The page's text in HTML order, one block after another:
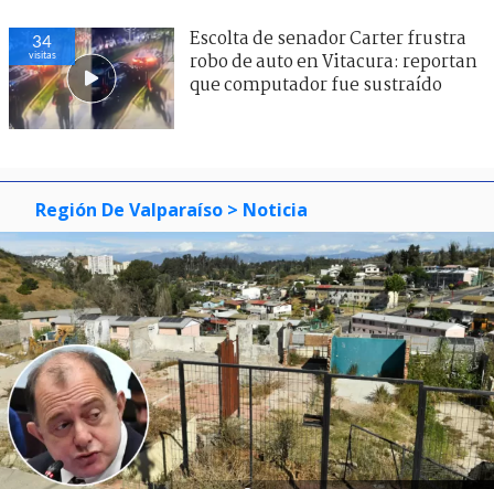
34
visitas
Escolta de senador Carter frustra
robo de auto en Vitacura: reportan
que computador fue sustraído
Región De Valparaíso > Noticia